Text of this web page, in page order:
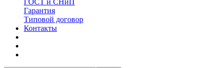
ГОСТ и СНиП
Гарантия
Типовой договор
Контакты